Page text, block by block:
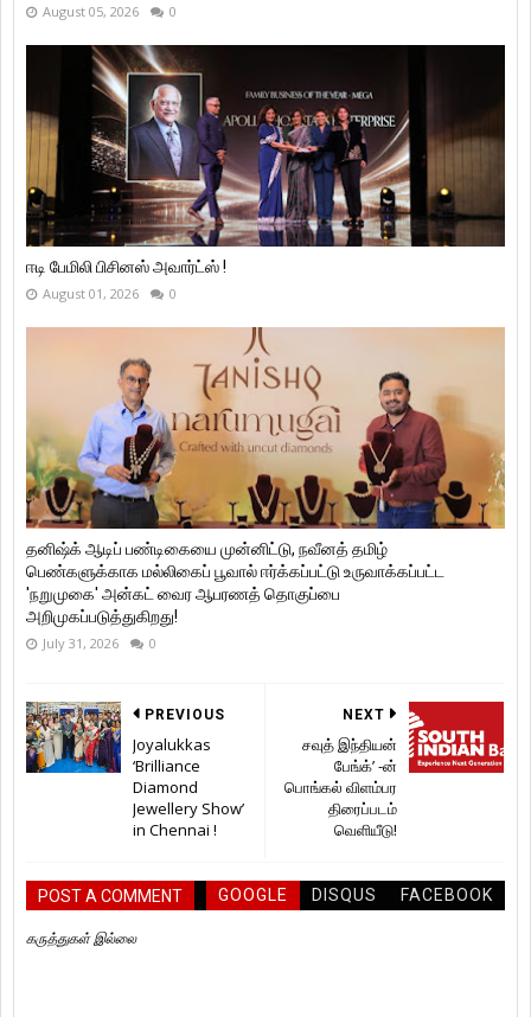
August 05, 2026 0
ஈடி பேமிலி பிசினஸ் அவார்ட்ஸ் !
August 01, 2026 0
தனிஷ்க் ஆடிப் பண்டிகையை முன்னிட்டு, நவீனத் தமிழ்
பெண்களுக்காக மல்லிகைப் பூவால் ஈர்க்கப்பட்டு உருவாக்கப்பட்ட
'நறுமுகை' அன்கட் வைர ஆபரணத் தொகுப்பை
அறிமுகப்படுத்துகிறது!
July 31, 2026 0
NEXT
சவுத் இந்தியன்
பேங்க்’ -ன்
பொங்கல் விளம்பர
திரைப்படம்
வெளியீடு!
PREVIOUS
Joyalukkas
‘Brilliance
Diamond
Jewellery Show’
in Chennai !
POST A COMMENT GOOGLE DISQUS FACEBOOK
கருத்துகள் இல்லை